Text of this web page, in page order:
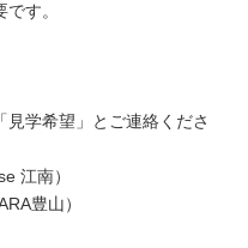
す。
学希望」とご連絡くださ
江南）
豊山）